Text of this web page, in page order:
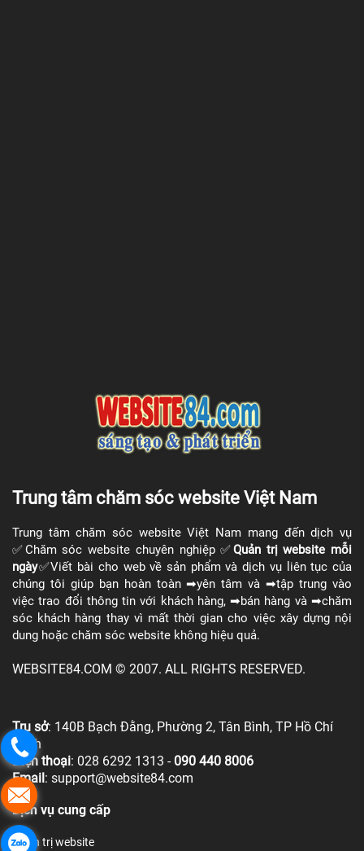
Trung tâm chăm sóc website Việt Nam
Trung tâm chăm sóc website Việt Nam mang đến dịch vụ
✅Chăm sóc website chuyên nghiệp ✅​Quản trị website mỗi
ngày✅Viết bài cho web về sản phẩm và dịch vụ liên tục của
chúng tôi giúp bạn hoàn toàn ➡yên tâm và ➡tập trung vào
việc trao đổi thông tin với khách hàng, ➡bán hàng và ➡chăm
sóc khách hàng thay vì mất thời gian cho việc xây dựng nội
dung hoặc chăm sóc website không hiệu quả.
WEBSITE84.COM © 2007. ALL RIGHTS RESERVED.
Trụ sở: 140B Bạch Đằng, Phường 2, Tân Bình, TP Hồ Chí
Minh
Điện thoại: 028 6292 1313 - 090 440 8006
Email: support@website84.com
Dịch vụ cung cấp
Quản trị website